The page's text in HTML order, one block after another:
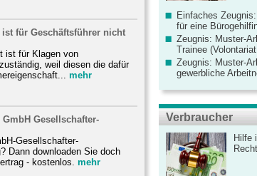
für Geschäftsführer nicht
ist für Klagen von
weil diesen die dafür
mehr
Gesellschafter-
Gesellschafter-
Dann downloaden Sie doch
- kostenlos.
mehr
Einfaches
für eine
Zeugnis: Muster-
Trainee (Volontariat
Zeugnis: Muster-
gewerbliche
Verbraucher
Hilfe